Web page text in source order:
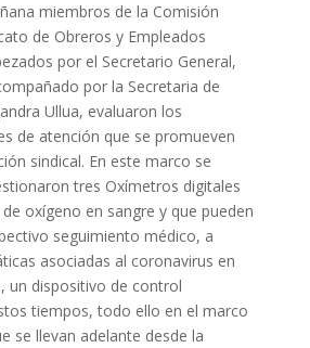
miembros de la Comisión
de Obreros y Empleados
por el Secretario General,
por la Secretaria de
Ullua, evaluaron los
de atención que se promueven
sindical. En este marco se
tres Oxímetros digitales
oxígeno en sangre y que pueden
seguimiento médico, a
asociadas al coronavirus en
un dispositivo de control
tiempos, todo ello en el marco
se llevan adelante desde la